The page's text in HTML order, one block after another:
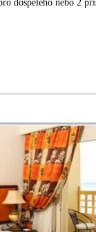
dospělého nebo 2